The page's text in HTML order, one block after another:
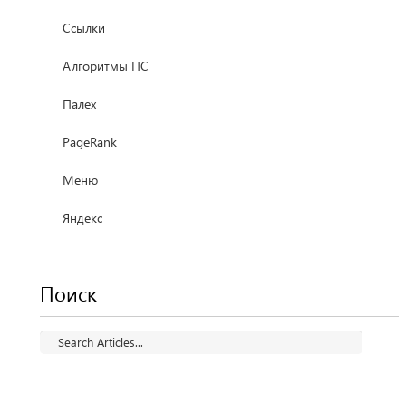
Ссылки
Алгоритмы ПС
Палех
PageRank
Меню
Яндекс
Поиск